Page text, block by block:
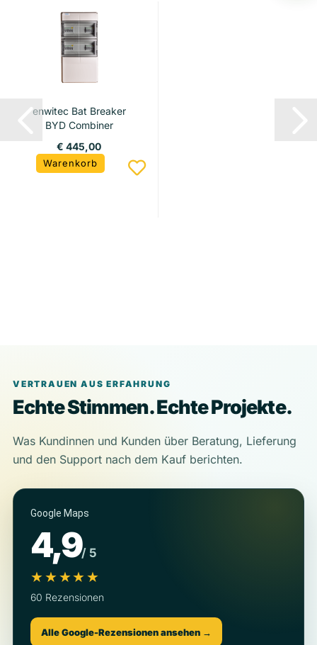
enwitec Bat Breaker
BYD Combiner
€ 445,00
Warenkorb
VERTRAUEN AUS ERFAHRUNG
Echte Stimmen. Echte Projekte.
Was Kundinnen und Kunden über Beratung, Lieferung
und den Support nach dem Kauf berichten.
Google Maps
4,9/ 5
★★★★★
60 Rezensionen
Alle Google-Rezensionen ansehen →